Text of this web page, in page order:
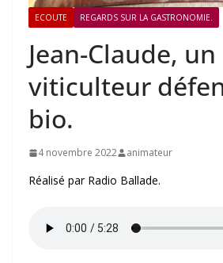
ECOUTE REGARDS SUR LA GASTRONOMIE.
Jean-Claude, un
viticulteur
bio.
4 novembre 2022 animateur
Réalisé par Radio Ballade.